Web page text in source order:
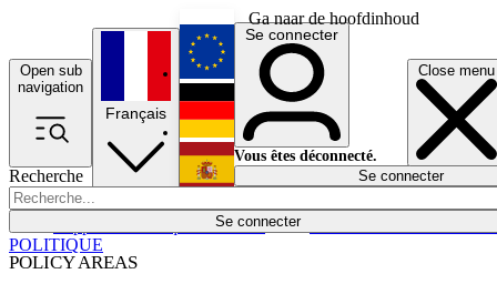
Ga naar de hoofdinhoud
Open sub
navigation
Close menu
Recherche
Se connecter
POLICY AREAS
Économie
Français
English
Deutsch
Español
Se connecter
Vous êtes déconnecté.
Se connecter
POLITIQUE